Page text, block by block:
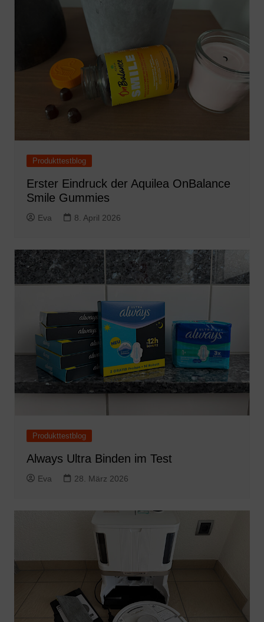
Produkttestblog
Erster Eindruck der Aquilea OnBalance
Smile Gummies
Eva 8. April 2026
Produkttestblog
Always Ultra Binden im Test
Eva 28. März 2026